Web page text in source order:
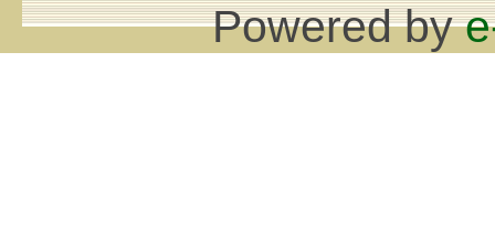
Powered by